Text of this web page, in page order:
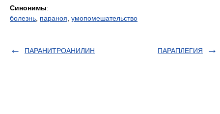
Синонимы:
болезнь параноя умопомешательство
ПАРАНИТРОАНИЛИН ПАРАПЛЕГИЯ